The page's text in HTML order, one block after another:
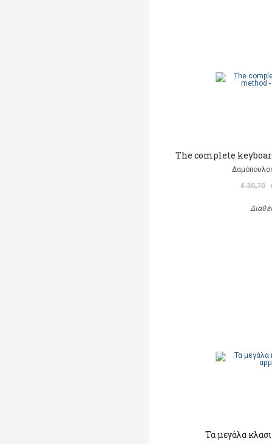
The complete
€ 30,70
Τα μεγάλα